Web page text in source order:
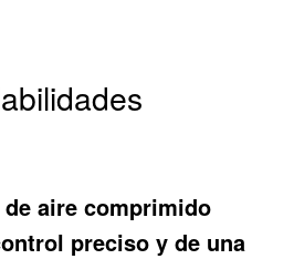
aire comprimido
preciso y de una